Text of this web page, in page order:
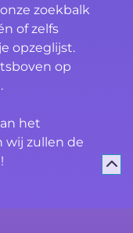
zoekbalk
of zelfs
opzeglijst.
op
het
wij zullen de